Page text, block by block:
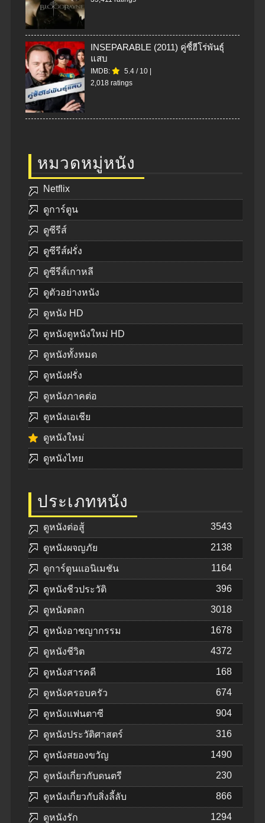
INSEPARABLE (2011) คู่ซี้ฮีโร่พันธุ์
แสบ
IMDB: 5.4 / 10 |
2,018 ratings
หมวดหมู่หนัง
Netflix
ดูการ์ตูน
ดูซีรีส์
ดูซีรีส์ฝรั่ง
ดูซีรีส์เกาหลี
ดูตัวอย่างหนัง
ดูหนัง HD
ดูหนังดูหนังใหม่ HD
ดูหนังทั้งหมด
ดูหนังฝรั่ง
ดูหนังภาคต่อ
ดูหนังเอเชีย
ดูหนังใหม่
ดูหนังไทย
ประเภทหนัง
ดูหนังต่อสู้ 3543
ดูหนังผจญภัย 2138
ดูการ์ตูนแอนิเมชัน 1164
ดูหนังชีวประวัติ 396
ดูหนังตลก 3018
ดูหนังอาชญากรรม 1678
ดูหนังชีวิต 4372
ดูหนังสารคดี 168
ดูหนังครอบครัว 674
ดูหนังแฟนตาซี 904
ดูหนังประวัติศาสตร์ 316
ดูหนังสยองขวัญ 1490
ดูหนังเกี่ยวกับดนตรี 230
ดูหนังเกี่ยวกับสิ่งลี้ลับ 866
ดูหนังรัก 1294